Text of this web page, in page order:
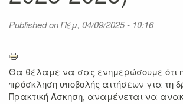
Published onΠέμ, 04/09/2025 - 10:16
Θα θέλαμε να σας ενημερώσουμε ότι
πρόσκληση υποβολής αιτήσεων για τη
Πρακτική Άσκηση, αναμένεται να